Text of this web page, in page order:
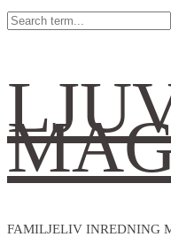
FAMILJELIV INREDNING